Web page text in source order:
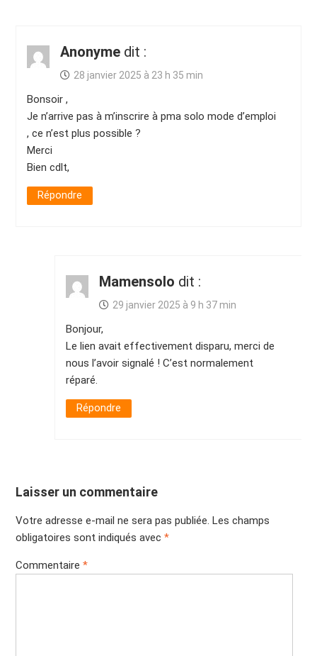
Anonyme dit :
28 janvier 2025 à 23 h 35 min
Bonsoir ,
Je n’arrive pas à m’inscrire à pma solo mode d’emploi
, ce n’est plus possible ?
Merci
Bien cdlt,
Répondre
Mamensolo dit :
29 janvier 2025 à 9 h 37 min
Bonjour,
Le lien avait effectivement disparu, merci de
nous l’avoir signalé ! C’est normalement
réparé.
Répondre
Laisser un commentaire
Votre adresse e-mail ne sera pas publiée. Les champs
obligatoires sont indiqués avec *
Commentaire *